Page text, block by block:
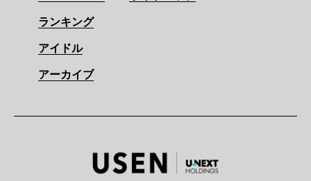
ランキング
アイドル
アーカイブ